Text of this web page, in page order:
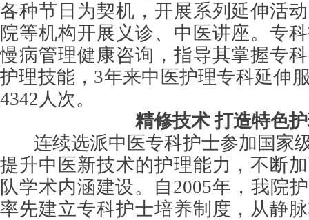
各种节日为契机，开展系列延伸活
院等机构开展义诊、中医讲座。专
慢病管理健康咨询，指导其掌握专
护理技能，3年来中医护理专科延伸
4342人次。
精修技术 打造特色
连续选派中医专科护士参加国家
提升中医新技术的护理能力，不断
队学术内涵建设。 自2005年，我院
率先建立专科护士培养制度，从静